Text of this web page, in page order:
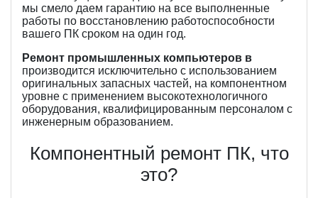
мы смело даем гарантию на все выполненные
работы по восстановлению работоспособности
вашего ПК сроком на один год.
Ремонт промышленных компьютеров в
производится исключительно с использованием
оригинальных запасных частей, на компонентном
уровне с применением высокотехнологичного
оборудования, квалифицированным персоналом с
инженерным образованием.
Компонентный ремонт ПК, что
это?